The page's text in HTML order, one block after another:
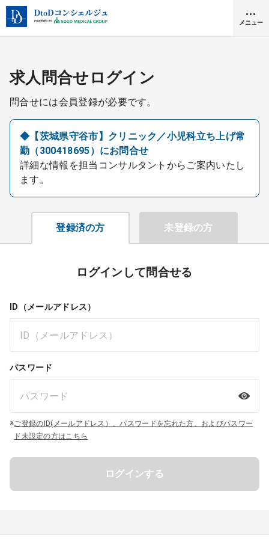
メニュー
クリニック開業
DtoDとは
お問合せ
医院の譲渡・売却をお考えの方
採用をお考えの医療機関の方
求人問合せログイン
問合せには会員登録が必要です。
◆【茨城県守谷市】クリニック／小児科立ち上げ常
勤（300418695）にお問合せ
詳細な情報を担当コンサルタントからご案内いたし
ます。
登録済の方 未登録の方
ログインして問合せる
ID（メールアドレス）
パスワード
※ご登録のID(メールアドレス）、パスワードを忘れた方、およびパスワー
ド未設定の方はこちら
ログインする